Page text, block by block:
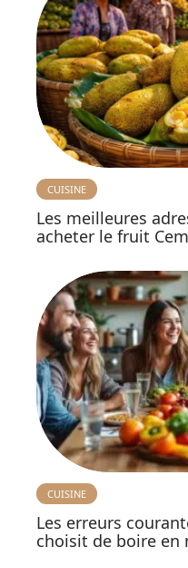
CUISINE
Les meilleures
acheter le fruit
CUISINE
Les erreurs
choisit de boire en